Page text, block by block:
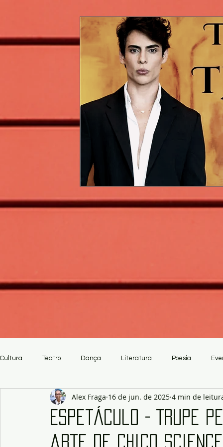
Cultura Teatro Dança Literatura Poesia
Artesanato
Espetáculo - Trupe
arte de Chico
Alex Fraga 16 de jun. de 2025 4 min de